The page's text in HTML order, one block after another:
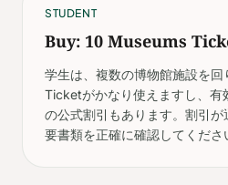
STUDENT
Buy: 10 Museums
学生は、複数の博物館施設を
Ticketがかなり使えますし、有
の公式割引もあります。割引
要書類を正確に確認してくださ